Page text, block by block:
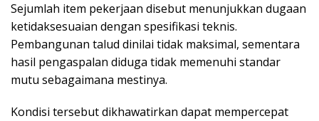
Sejumlah item pekerjaan disebut menunjukkan dugaan
ketidaksesuaian dengan spesifikasi teknis.
Pembangunan talud dinilai tidak maksimal, sementara
hasil pengaspalan diduga tidak memenuhi standar
mutu sebagaimana mestinya.
Kondisi tersebut dikhawatirkan dapat mempercepat